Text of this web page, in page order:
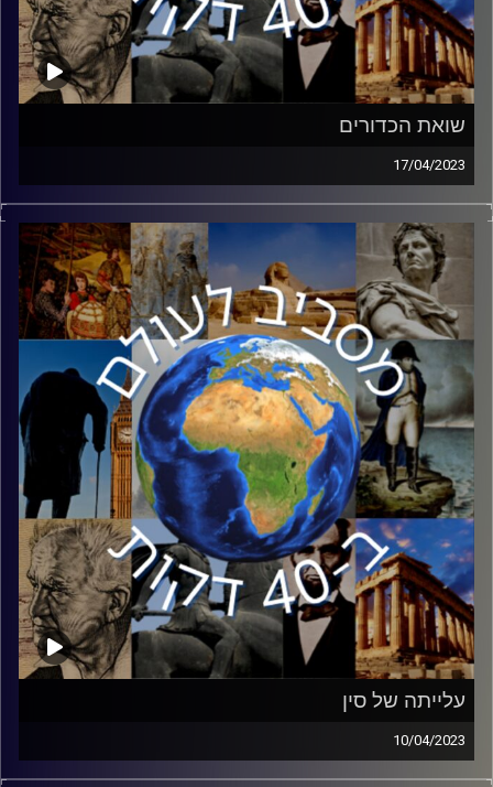
שואת הכדורים
17/04/2023
לאחר פלישתה של גרמניה הנאצית לשטחי ברית המועצות
במבצע ברברוסה, החלו רציחות שיטתיות של היהודים החיים
בשטחי ברית המועצות. פרופסור דן מיכמן והגברת שולחני
יספרו את סיפורם של מיליון וחצי יהודים שנרצחו בגאיות הריגה
ורצח המוני של כפרים ועיירות שלמות בשטחי ברית המועצות.
קרדיט תמונות:יוסי מצרי
עלייתה של סין
10/04/2023
מאז נפילתה של ברית המועצות, ארצות הברית נשארה מעצמת